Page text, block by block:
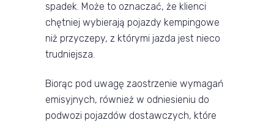
spadek. Może to oznaczać, że klienci
chętniej wybierają pojazdy kempingowe
niż przyczepy, z którymi jazda jest nieco
trudniejsza.
Biorąc pod uwagę zaostrzenie wymagań
emisyjnych, również w odniesieniu do
podwozi pojazdów dostawczych, które